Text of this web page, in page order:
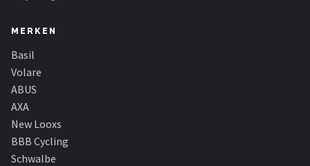
MERKEN
Basil
Volare
ABUS
AXA
New Looxs
BBB Cycling
Schwalbe